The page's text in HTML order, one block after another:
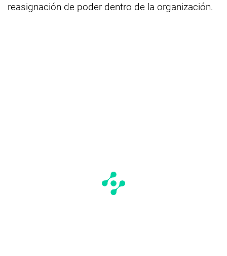
reasignación de poder dentro de la organización.